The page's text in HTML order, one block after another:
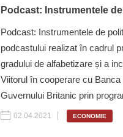
Podcast: Instrumentele
Podcast: Instrumentele de
podcastului realizat în cadrul
gradului de alfabetizare și a
Viitorul în cooperare cu
Guvernului Britanic prin
02.04.2021 ECONOMIE